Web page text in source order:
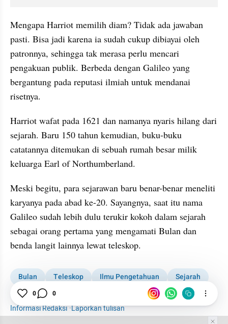
Mengapa Harriot memilih diam? Tidak ada jawaban
pasti. Bisa jadi karena ia sudah cukup dibiayai oleh
patronnya, sehingga tak merasa perlu mencari
pengakuan publik. Berbeda dengan Galileo yang
bergantung pada reputasi ilmiah untuk mendanai
risetnya.
Harriot wafat pada 1621 dan namanya nyaris hilang dari
sejarah. Baru 150 tahun kemudian, buku-buku
catatannya ditemukan di sebuah rumah besar milik
keluarga Earl of Northumberland.
Meski begitu, para sejarawan baru benar-benar meneliti
karyanya pada abad ke-20. Sayangnya, saat itu nama
Galileo sudah lebih dulu terukir kokoh dalam sejarah
sebagai orang pertama yang mengamati Bulan dan
benda langit lainnya lewat teleskop.
Bulan Teleskop Ilmu Pengetahuan
Sejarah
Astronomi
Informasi Redaksi·Laporkan tulisan
0 0